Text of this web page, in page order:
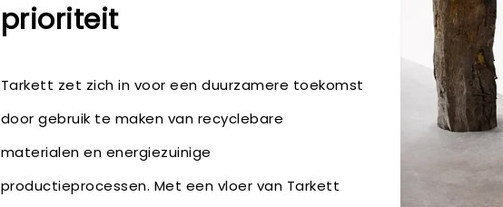
prioriteit
Tarkett zet zich in voor een duurzamere toekomst
door gebruik te maken van recyclebare
materialen en energiezuinige
productieprocessen. Met een vloer van Tarkett